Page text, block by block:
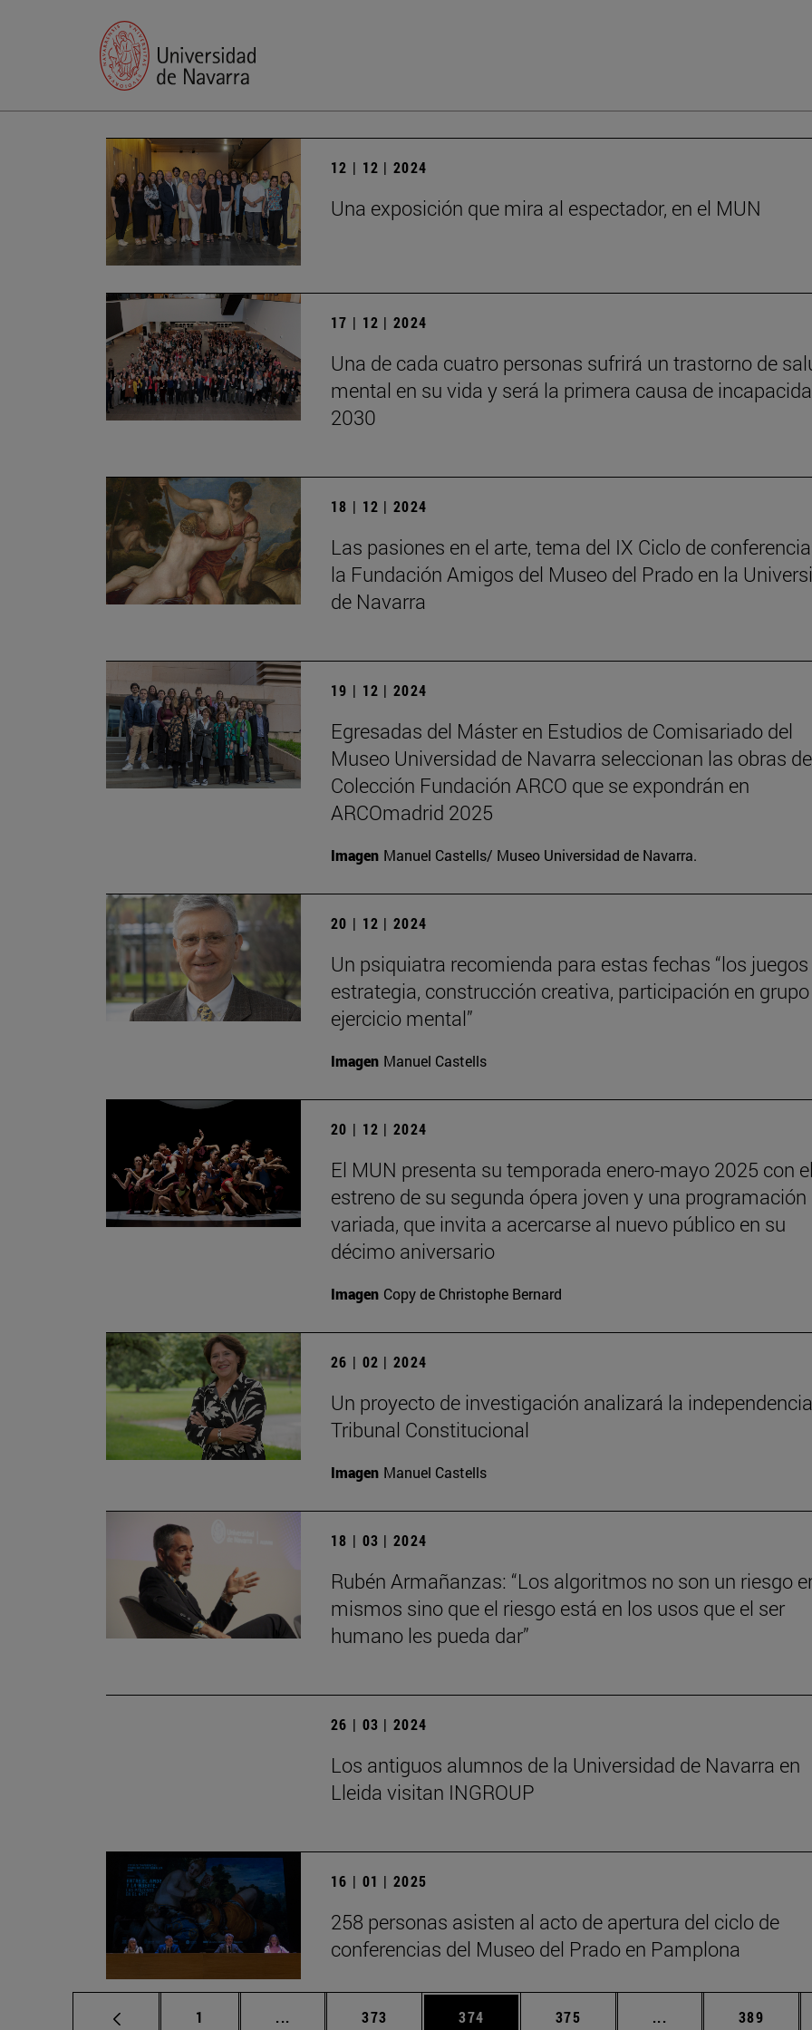
12 | 12 | 2024
Una exposición que mira al espectador, en el MUN
17 | 12 | 2024
Una de cada cuatro personas sufrirá un trastorno de
mental en su vida y será la primera causa de
2030
18 | 12 | 2024
Las pasiones en el arte, tema del IX Ciclo de
la Fundación Amigos del Museo del Prado en la
de Navarra
19 | 12 | 2024
Egresadas del Máster en Estudios de Comisariado del
Museo Universidad de Navarra seleccionan las obras
Colección Fundación ARCO que se expondrán en
ARCOmadrid 2025
Imagen Manuel Castells/ Museo Universidad de Navarra.
20 | 12 | 2024
Un psiquiatra recomienda para estas fechas “los
estrategia, construcción creativa, participación en
ejercicio mental”
Imagen Manuel Castells
20 | 12 | 2024
El MUN presenta su temporada enero-mayo 2025 con el
estreno de su segunda ópera joven y una programación
variada, que invita a acercarse al nuevo público en su
décimo aniversario
Imagen Copy de Christophe Bernard
26 | 02 | 2024
Un proyecto de investigación analizará la
Tribunal Constitucional
Imagen Manuel Castells
18 | 03 | 2024
Rubén Armañanzas: “Los algoritmos no son un riesgo
mismos sino que el riesgo está en los usos que el ser
humano les pueda dar”
26 | 03 | 2024
Los antiguos alumnos de la Universidad de Navarra en
Lleida visitan INGROUP
16 | 01 | 2025
258 personas asisten al acto de apertura del ciclo de
conferencias del Museo del Prado en Pamplona
Página
1 ... Páginas intermedias Use TAB para desplazarse.
Página
373 Página
374 Página
375 ... Páginas intermedias
Página
389